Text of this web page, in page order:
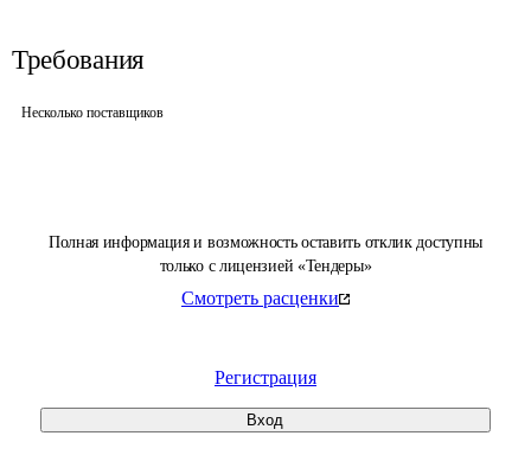
Полная информация и возможность оставить отклик доступны
только с лицензией «Тендеры»
Смотреть расценки
Регистрация
Вход
Требования
Несколько поставщиков